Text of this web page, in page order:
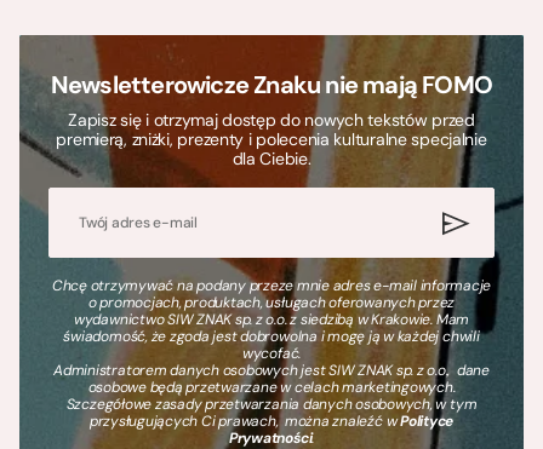
Newsletterowicze Znaku nie mają FOMO
Zapisz się i otrzymaj dostęp do nowych tekstów przed
premierą, zniżki, prezenty i polecenia kulturalne specjalnie
dla Ciebie.
Chcę otrzymywać na podany przeze mnie adres e-mail informacje
o promocjach, produktach, usługach oferowanych przez
wydawnictwo SIW ZNAK sp. z o.o. z siedzibą w Krakowie. Mam
świadomość, że zgoda jest dobrowolna i mogę ją w każdej chwili
wycofać.
Administratorem danych osobowych jest SIW ZNAK sp. z o.o., dane
osobowe będą przetwarzane w celach marketingowych.
Szczegółowe zasady przetwarzania danych osobowych, w tym
przysługujących Ci prawach, można znaleźć wPolityce
Prywatności.